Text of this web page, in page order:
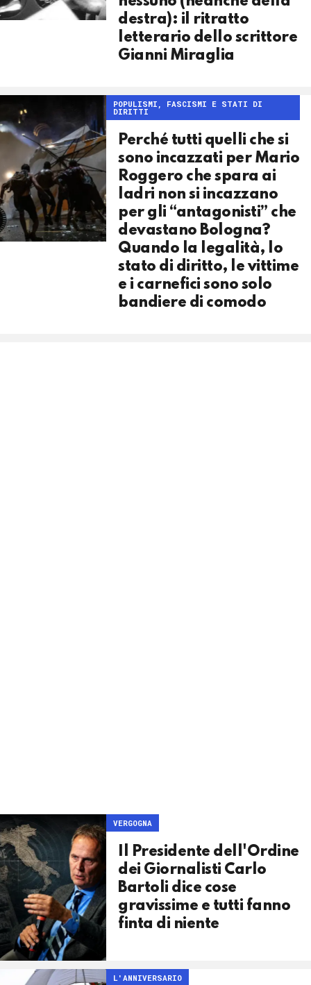
destra): il ritratto
letterario dello scrittore
Gianni Miraglia
POPULISMI, FASCISMI E STATI DI
DIRITTI
Perché tutti quelli che si
sono incazzati per Mario
Roggero che spara ai
ladri non si incazzano
per gli “antagonisti” che
devastano Bologna?
Quando la legalità, lo
stato di diritto, le vittime
e i carnefici sono solo
bandiere di comodo
VERGOGNA
Il Presidente dell'Ordine
dei Giornalisti Carlo
Bartoli dice cose
gravissime e tutti fanno
finta di niente
L'ANNIVERSARIO